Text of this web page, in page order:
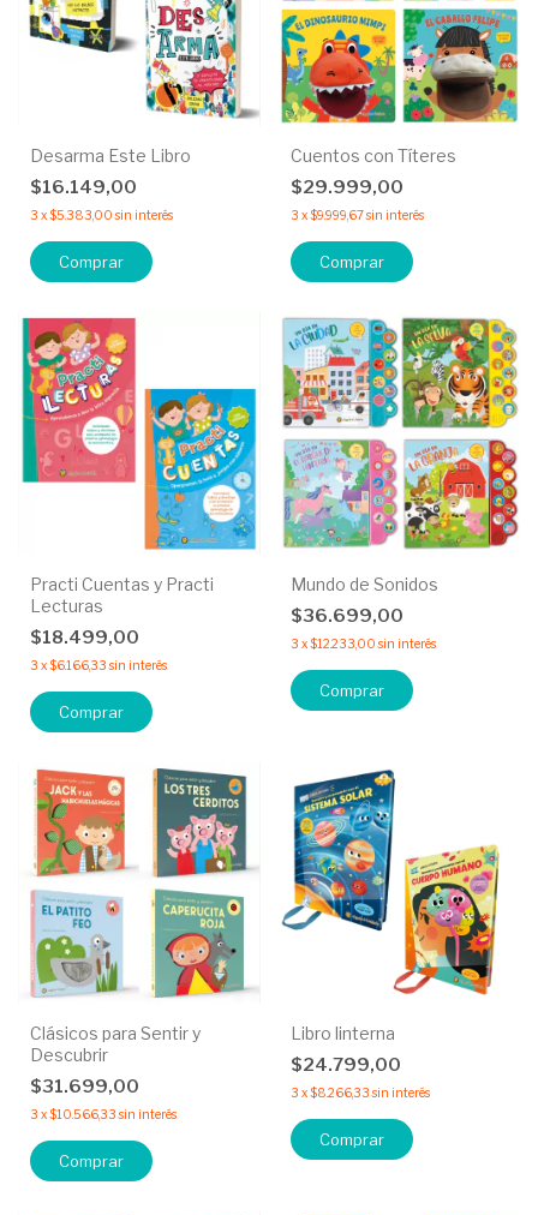
Desarma Este Libro
$16.149,00
3 x$5.383,00 sin interés
Comprar
Cuentos con Títeres
$29.999,00
3 x$9.999,67sin interés
Comprar
Practi Cuentas y Practi
Lecturas
$18.499,00
3 x$6.166,33 sin interés
Comprar
Mundo de Sonidos
$36.699,00
3 x$12.233,00 sin interés
Comprar
Clásicos para Sentir y
Descubrir
$31.699,00
3 x$10.566,33 sin interés
Comprar
Libro linterna
$24.799,00
3 x$8.266,33 sin interés
Comprar